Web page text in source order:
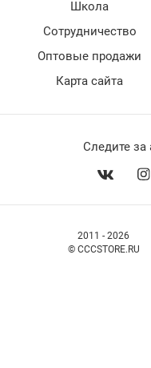
2011 - 2026
© CCCSTORE.RU
Школа
Сотрудничество
Оптовые продажи
Карта сайта
Следите